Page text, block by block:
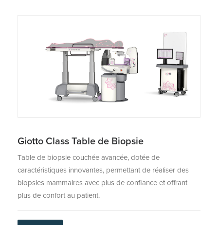
Giotto Class Table de Biopsie
Table de biopsie couchée avancée, dotée de
caractéristiques innovantes, permettant de réaliser des
biopsies mammaires avec plus de confiance et offrant
plus de confort au patient.